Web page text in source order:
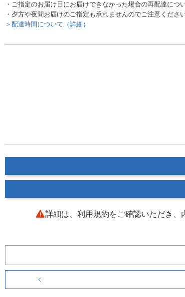
・ご指定のお届け日にお届けできなかった場合の再配達につ
・夕方や夜間お届けのご指定も承れませんのでご注意くだ
＞配達時間について（詳細）
詳細は、利用規約をご確認いただき、